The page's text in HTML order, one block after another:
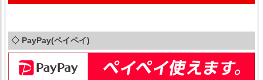
◇ PayPay(ペイペイ)